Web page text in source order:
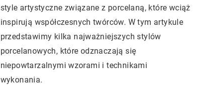
style artystyczne związane z porcelaną, które wciąż
inspirują współczesnych twórców. W tym artykule
przedstawimy kilka najważniejszych stylów
porcelanowych, które odznaczają się
niepowtarzalnymi wzorami i technikami
wykonania.